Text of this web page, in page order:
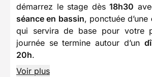
démarrez le stage dès18h30
séance en bassin, ponctuée d’une
qui servira de base pour votre
journée se termine autour d’un
20h.
Voir plus